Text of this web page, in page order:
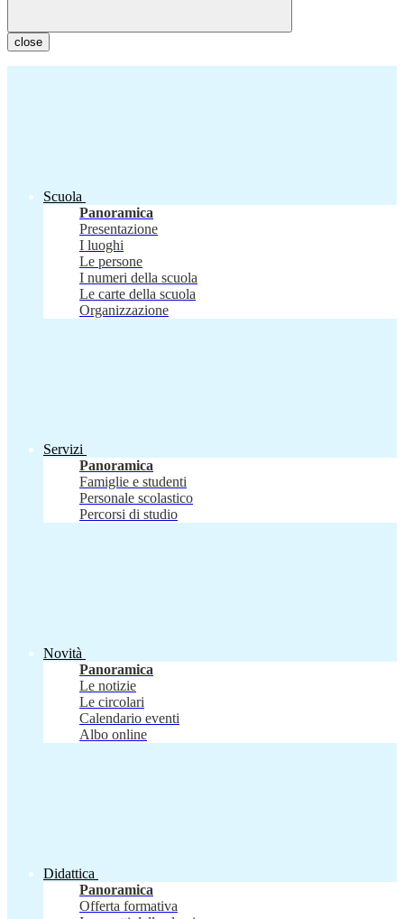
close
Scuola
Panoramica
Presentazione
I luoghi
Le persone
I numeri della scuola
Le carte della scuola
Organizzazione
Servizi
Panoramica
Famiglie e studenti
Personale scolastico
Percorsi di studio
Novità
Panoramica
Le notizie
Le circolari
Calendario eventi
Albo online
Didattica
Panoramica
Offerta formativa